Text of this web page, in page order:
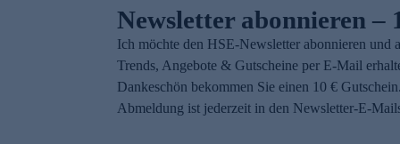
Newsletter abonnieren –
Ich möchte den HSE-Newsletter abonnieren und
Trends, Angebote & Gutscheine per E-Mail
Dankeschön bekommen Sie einen 10 €
Abmeldung ist jederzeit in den Newsletter-E-